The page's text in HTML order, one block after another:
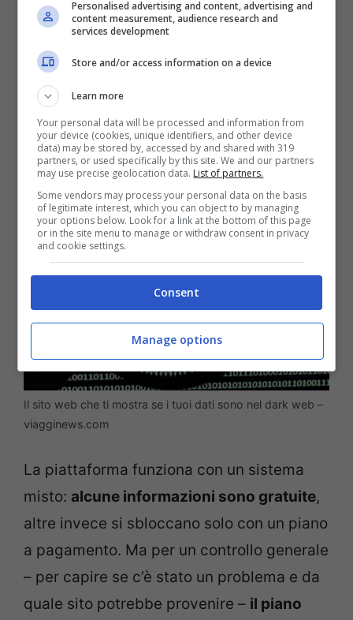
propria email nell’apposito campoe
aspettare qualche secondo. Se i dati
collegati a quell’indirizzo sono stati
coinvolti in una violazione, il sistema lo
segnala subito – e spesso ti mostra anche
dove e quando è avvenuto il leak.
Il sito web che ti mostra se i tuoi dati sono nel dark web –
viagginews.com
La piattaforma funziona con un sistema
misto: alcune informazioni sono gratuite,
altre invece si sbloccano solo con un piano
a pagamento. Ma per un controllo generale
– per capire se c’è stato un problema e da
quale sito potrebbe provenire – il piano
Personalised advertising and content, advertising and
content measurement, audience research and
services development
Store and/or access information on a device
Learn more
Your personal data will be processed and information from
your device (cookies, unique identifiers, and other device
data) may be stored by, accessed by and shared with 319
partners, or used specifically by this site. We and our partners
may use precise geolocation data. List of partners.
Some vendors may process your personal data on the basis
of legitimate interest, which you can object to by managing
your options below. Look for a link at the bottom of this page
or in the site menu to manage or withdraw consent in privacy
and cookie settings.
Consent
Manage options